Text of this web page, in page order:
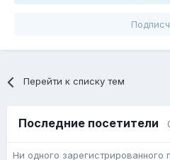
Перейти к списку тем
Последние посетители
Ни одного зарегистрированного